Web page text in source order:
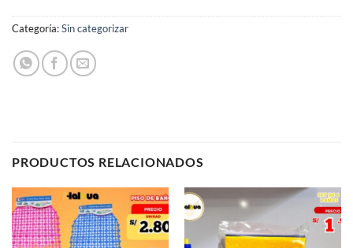
Categoría:Sin categorizar
PRODUCTOS RELACIONADOS